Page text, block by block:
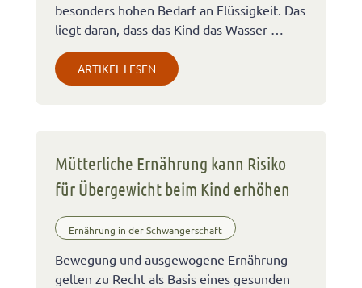
besonders hohen Bedarf an Flüssigkeit. Das
liegt daran, dass das Kind das Wasser …
ARTIKEL LESEN
Mütterliche Ernährung kann Risiko
für Übergewicht beim Kind erhöhen
Ernährung in der Schwangerschaft
Bewegung und ausgewogene Ernährung
gelten zu Recht als Basis eines gesunden